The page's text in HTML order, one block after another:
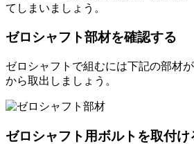
てしまいましょう。
ゼロシャフト部材を確認する
ゼロシャフトで組むには下記の部材
から取出しましょう。
ゼロシャフト用ボルトを取付け